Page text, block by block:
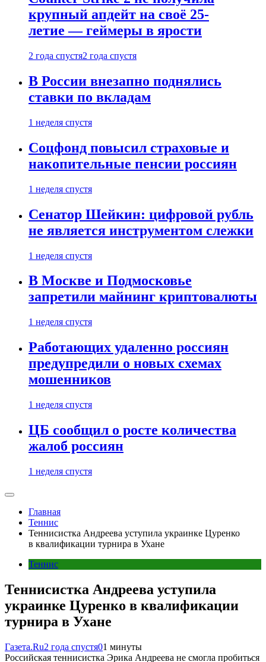
крупный апдейт на своё 25-
летие — геймеры в ярости
2 года спустя2 года спустя
В России внезапно поднялись
ставки по вкладам
1 неделя спустя
Соцфонд повысил страховые и
накопительные пенсии россиян
1 неделя спустя
Сенатор Шейкин: цифровой рубль
не является инструментом слежки
1 неделя спустя
В Москве и Подмосковье
запретили майнинг криптовалюты
1 неделя спустя
Работающих удаленно россиян
предупредили о новых схемах
мошенников
1 неделя спустя
ЦБ сообщил о росте количества
жалоб россиян
1 неделя спустя
Главная
Теннис
Теннисистка Андреева уступила украинке Цуренко
в квалификации турнира в Ухане
Теннис
Теннисистка Андреева уступила
украинке Цуренко в квалификации
турнира в Ухане
Газета.Ru2 года спустя01 минуты
Российская теннисистка Эрика Андреева не смогла пробиться